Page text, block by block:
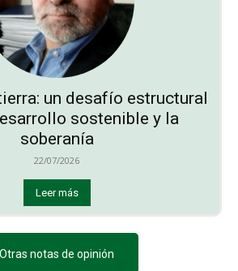
un desafío estructural
sostenible y la
soberanía
22/07/2026
Leer más
Otras notas de opinión